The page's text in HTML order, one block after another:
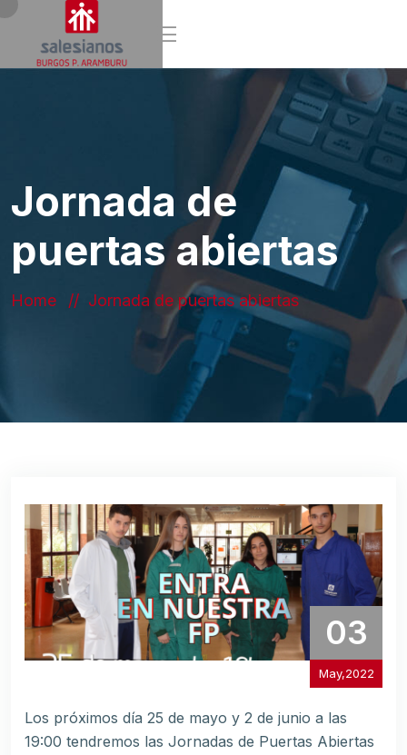
Jornada de
puertas abiertas
Home Jornada de puertas abiertas
03
May,2022
Los próximos día 25 de mayo y 2 de junio a las
19:00 tendremos las Jornadas de Puertas Abiertas